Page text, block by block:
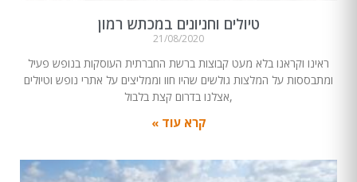
טיולים וחניונים במכתש רמון
21/08/2020
ראינו וקראנו בלא מעט קבוצות ברשת החברתית העוסקות בנופש פעיל
ומתבססות על המלצות גולשים שהיו חוו וממליצים על אתרי נופש וטיולים
,אצלנו בדרום קצת בלבול
קרא עוד »